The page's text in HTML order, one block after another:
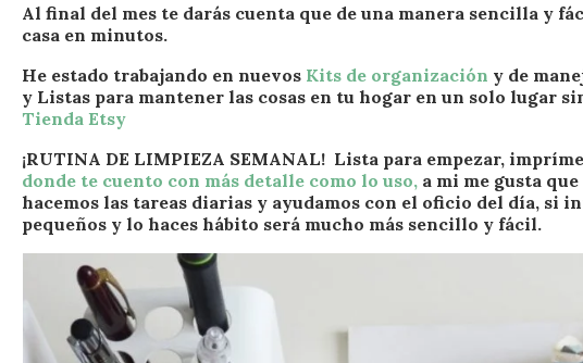
Al final del mes te darás cuenta que de una manera sencilla y
casa en minutos.
He estado trabajando en nuevos Kits de organización y de
y Listas para mantener las cosas en tu hogar en un solo lugar
Tienda Etsy
¡RUTINA DE LIMPIEZA SEMANAL! Lista para empezar,
donde te cuento con más detalle como lo uso, a mi me gusta
hacemos las tareas diarias y ayudamos con el oficio del día, si
pequeños y lo haces hábito será mucho más sencillo y fácil.